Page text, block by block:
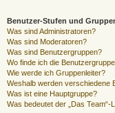
Benutzer-Stufen und
Was sind Administratoren?
Was sind Moderatoren?
Was sind Benutzergruppen?
Wo finde ich die
Wie werde ich Gruppenleiter?
Weshalb werden verschiedene
Was ist eine Hauptgruppe?
Was bedeutet der „Das Team“-